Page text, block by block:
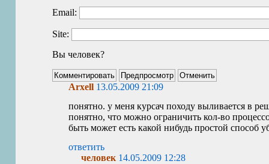
Email:
Site:
Вы человек?
Arxell 13.05.2009 21:09
понятно. у меня курсач походу выливается в
понятно, что можно ограничить кол-во
быть может есть какой нибудь простой способ
ответить
человек 14.05.2009 12:28